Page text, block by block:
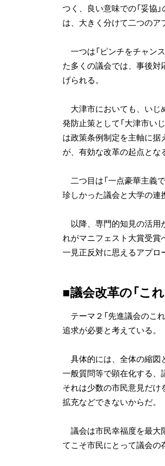
つく、良い意味での「妥協
は、大きく分けて二つのア
一つは「ピンチをチャン
た多くの議会では、事後
げられる。
大津市においても、いじ
発防止策として「大津市い
は政策条例制定を主軸に
が、有効な改革の起点とな
二つ目は「一点豪華主義
珍しかった議会と大学の連
以降、専門的知見の活用
れがマニフェスト大賞受
一見正反対に思えるアプロ
■議会改革の「これ
テーマ２「先進議会のこ
追求が必要と考えている。
具体的には、全体の縮図
一般質問等で顕在化する、
それは少数の市民意見だ
拡充などできないからだ。
議会は市民幸福度を最大
てこそ市民にとって議会の